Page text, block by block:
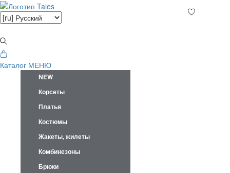
Каталог МЕНЮ
NEW
Корсеты
Платья
Костюмы
Жакеты, жилеты
Комбинезоны
Брюки